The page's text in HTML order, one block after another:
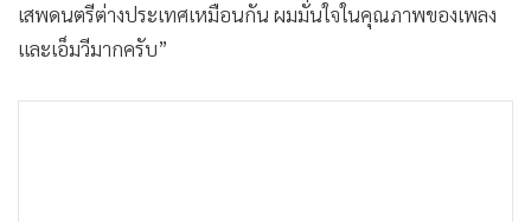
เสพดนตรีต่างประเทศเหมือนกัน ผมมั่นใจในคุณภาพของเพลง
และเอ็มวีมากครับ”